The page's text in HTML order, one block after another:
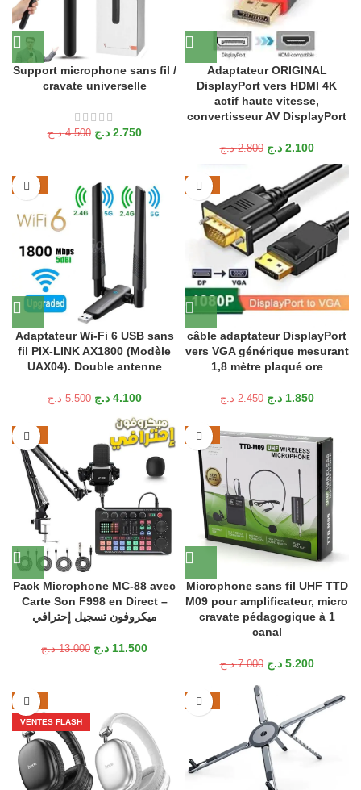
Support microphone sans fil /
cravate universelle
4.500 د.ج 2.750 د.ج
Adaptateur ORIGINAL
DisplayPort vers HDMI 4K
actif haute vitesse,
convertisseur AV DisplayPort
2.800 د.ج 2.100 د.ج
-25%
Adaptateur Wi-Fi 6 USB sans
fil PIX-LINK AX1800 (Modèle
UAX04). Double antenne
5.500 د.ج 4.100 د.ج
-24%
câble adaptateur DisplayPort
vers VGA générique mesurant
1,8 mètre plaqué ore
2.450 د.ج 1.850 د.ج
-12%
Pack Microphone MC-88 avec
Carte Son F998 en Direct –
ميكروفون تسجيل إحترافي
13.000 د.ج 11.500 د.ج
-26%
Microphone sans fil UHF TTD
M09 pour amplificateur, micro
cravate pédagogique à 1
canal
7.000 د.ج 5.200 د.ج
-23%
VENTES FLASH
-36%